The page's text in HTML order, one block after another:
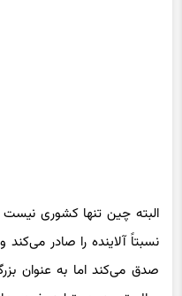
نسبتاً آلاینده را صادر
صدق می‌کند اما به عنوان
سال تجربه در تولید